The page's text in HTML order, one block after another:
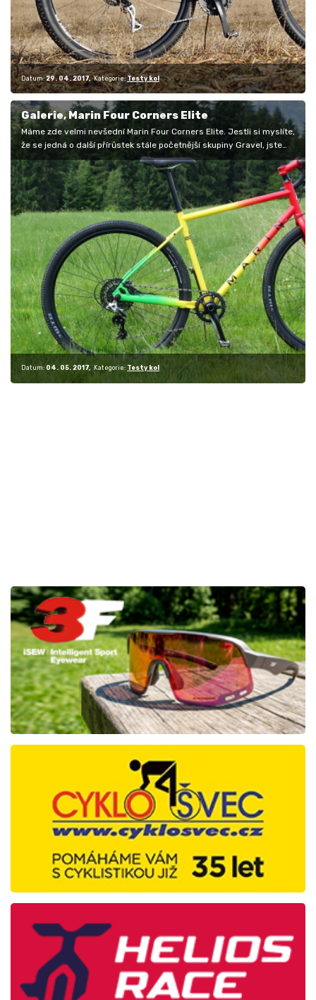
Datum: 29. 04. 2017 Kategorie: Testy kol
Galerie, Marin Four Corners Elite
Máme zde velmi nevšední Marin Four Corners Elite. Jestli si myslíte,
že se jedná o další přírůstek stále početnější skupiny Gravel, jste
na…
Datum: 04. 05. 2017 Kategorie: Testy kol